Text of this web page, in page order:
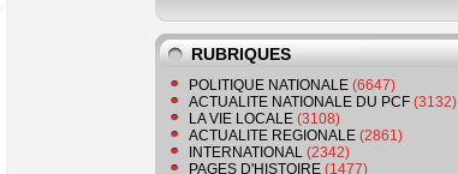
RUBRIQUES
POLITIQUE NATIONALE (6647)
ACTUALITE NATIONALE DU PCF (3132)
LA VIE LOCALE (3108)
ACTUALITE REGIONALE (2861)
INTERNATIONAL (2342)
PAGES D'HISTOIRE (1477)